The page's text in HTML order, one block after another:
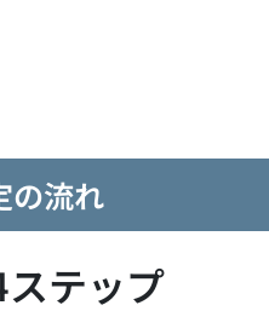
の流れ
テップ